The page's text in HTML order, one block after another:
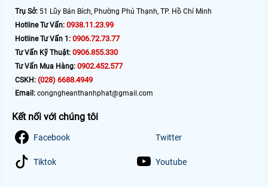
Trụ Sở: 51 Lũy Bán Bích, Phường Phú Thạnh, TP. Hồ Chí Minh
Hotline Tư Vấn: 0938.11.23.99
Hotline Tư Vấn 1: 0906.72.73.77
Tư Vấn Kỹ Thuật: 0906.855.330
Tư Vấn Mua Hàng: 0902.452.577
CSKH: (028) 6688.4949
Email: congngheanthanhphat@gmail.com
Kết nối với chúng tôi
Facebook Twitter
Tiktok Youtube